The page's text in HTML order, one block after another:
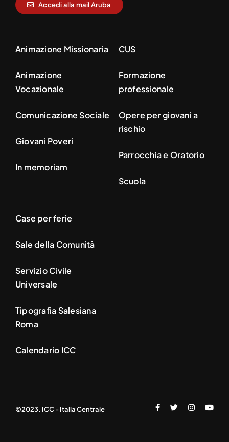
Accedi alla mail Aruba
Animazione Missionaria
Animazione
Vocazionale
Comunicazione Sociale
Giovani Poveri
In memoriam
CUS
Formazione
professionale
Opere per giovani a
rischio
Parrocchia e Oratorio
Scuola
Case per ferie
Sale della Comunità
Servizio Civile
Universale
Tipografia Salesiana
Roma
Calendario ICC
©2023. ICC - Italia Centrale